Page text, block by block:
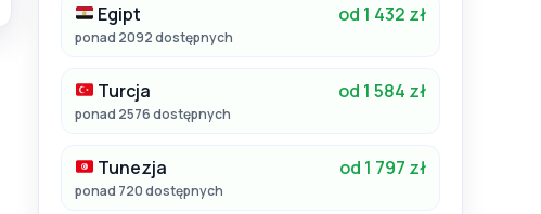
Egipt od 1 432 zł
ponad 2092 dostępnych
Turcja od 1 584 zł
ponad 2576 dostępnych
Tunezja od 1 797 zł
ponad 720 dostępnych